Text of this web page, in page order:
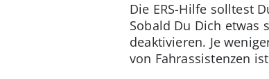
Die ERS-Hilfe solltest
Sobald Du Dich etwas
deaktivieren. Je
von Fahrassistenzen